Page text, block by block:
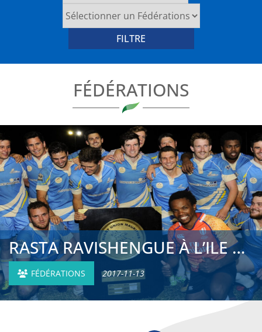
FÉDÉRATIONS
RASTA RAVISHENGUE À L’ILE MAURICE : UN CHEF D&RSQUO...
FÉDÉRATIONS 2017-11-13